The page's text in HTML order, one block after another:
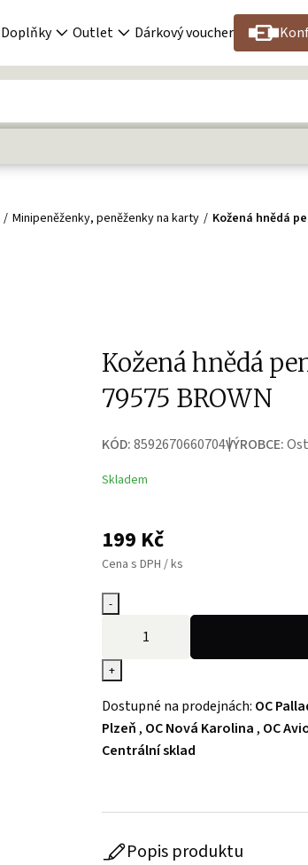
Doplňky Outlet Dárkový voucher
Minipeněženky, peněženky na karty Kožená hnědá
Kožená hnědá
79575 BROWN
KÓD:8592670660704VÝROBCE:
Skladem
199 Kč
Cena s DPH / ks
-
+
Dostupné na prodejnách: OC
Plzeň , OC Nová Karolina , OC
Centrální sklad
Popis produktu